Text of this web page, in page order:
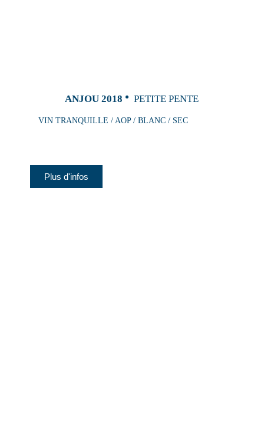
ANJOU 2018 PETITE PENTE
VIN TRANQUILLE / AOP / BLANC / SEC
Plus d'infos